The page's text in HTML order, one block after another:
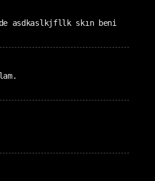
asdkaslkjfllk skın beni